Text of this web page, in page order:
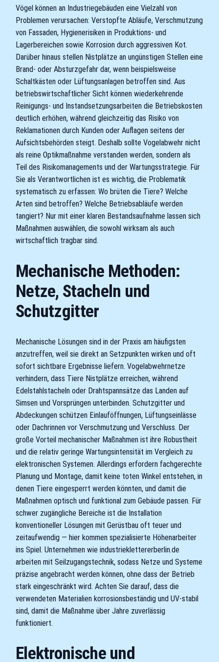
Vögel können an Industriegebäuden eine Vielzahl von
Problemen verursachen: Verstopfte Abläufe, Verschmutzung
von Fassaden, Hygienerisiken in Produktions- und
Lagerbereichen sowie Korrosion durch aggressiven Kot.
Darüber hinaus stellen Nistplätze an ungünstigen Stellen eine
Brand- oder Absturzgefahr dar, wenn beispielsweise
Schaltkästen oder Lüftungsanlagen betroffen sind. Aus
betriebswirtschaftlicher Sicht können wiederkehrende
Reinigungs- und Instandsetzungsarbeiten die Betriebskosten
deutlich erhöhen, während gleichzeitig das Risiko von
Reklamationen durch Kunden oder Auflagen seitens der
Aufsichtsbehörden steigt. Deshalb sollte Vogelabwehr nicht
als reine Optikmaßnahme verstanden werden, sondern als
Teil des Risikomanagements und der Wartungsstrategie. Für
Sie als Verantwortlichen ist es wichtig, die Problematik
systematisch zu erfassen: Wo brüten die Tiere? Welche
Arten sind betroffen? Welche Betriebsabläufe werden
tangiert? Nur mit einer klaren Bestandsaufnahme lassen sich
Maßnahmen auswählen, die sowohl wirksam als auch
wirtschaftlich tragbar sind.
Mechanische Methoden:
Netze, Stacheln und
Schutzgitter
Mechanische Lösungen sind in der Praxis am häufigsten
anzutreffen, weil sie direkt an Setzpunkten wirken und oft
sofort sichtbare Ergebnisse liefern. Vogelabwehrnetze
verhindern, dass Tiere Nistplätze erreichen, während
Edelstahlstacheln oder Drahtspannsätze das Landen auf
Simsen und Vorsprüngen unterbinden. Schutzgitter und
Abdeckungen schützen Einlauföffnungen, Lüftungseinlässe
oder Dachrinnen vor Verschmutzung und Verschluss. Der
große Vorteil mechanischer Maßnahmen ist ihre Robustheit
und die relativ geringe Wartungsintensität im Vergleich zu
elektronischen Systemen. Allerdings erfordern fachgerechte
Planung und Montage, damit keine toten Winkel entstehen, in
denen Tiere eingesperrt werden könnten, und damit die
Maßnahmen optisch und funktional zum Gebäude passen. Für
schwer zugängliche Bereiche ist die Installation
konventioneller Lösungen mit Gerüstbau oft teuer und
zeitaufwendig — hier kommen spezialisierte Höhenarbeiter
ins Spiel. Unternehmen wie industrieklettererberlin.de
arbeiten mit Seilzugangstechnik, sodass Netze und Systeme
präzise angebracht werden können, ohne dass der Betrieb
stark eingeschränkt wird. Achten Sie darauf, dass die
verwendeten Materialien korrosionsbeständig und UV-stabil
sind, damit die Maßnahme über Jahre zuverlässig
funktioniert.
Elektronische und